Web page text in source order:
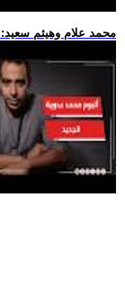
.. محمد علام وهيثم